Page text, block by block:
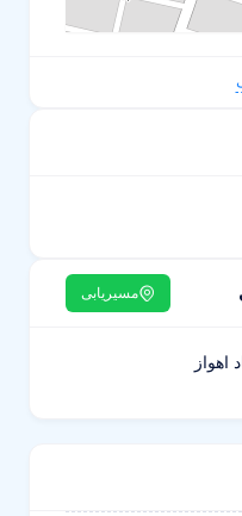
مسیریابی
اهواز